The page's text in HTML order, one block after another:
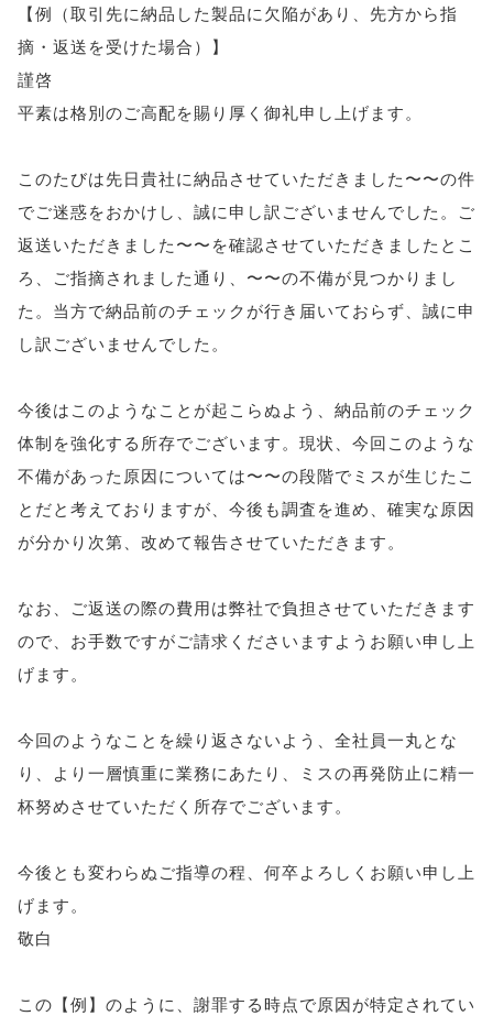
【例（取引先に納品した製品に欠陥があり、先方から指
摘・返送を受けた場合）】
謹啓
平素は格別のご高配を賜り厚く御礼申し上げます。
このたびは先日貴社に納品させていただきました〜〜の件
でご迷惑をおかけし、誠に申し訳ございませんでした。ご
返送いただきました〜〜を確認させていただきましたとこ
ろ、ご指摘されました通り、〜〜の不備が見つかりまし
た。当方で納品前のチェックが行き届いておらず、誠に申
し訳ございませんでした。
今後はこのようなことが起こらぬよう、納品前のチェック
体制を強化する所存でございます。現状、今回このような
不備があった原因については〜〜の段階でミスが生じたこ
とだと考えておりますが、今後も調査を進め、確実な原因
が分かり次第、改めて報告させていただきます。
なお、ご返送の際の費用は弊社で負担させていただきます
ので、お手数ですがご請求くださいますようお願い申し上
げます。
今回のようなことを繰り返さないよう、全社員一丸とな
り、より一層慎重に業務にあたり、ミスの再発防止に精一
杯努めさせていただく所存でございます。
今後とも変わらぬご指導の程、何卒よろしくお願い申し上
げます。
敬白
この【例】のように、謝罪する時点で原因が特定されてい